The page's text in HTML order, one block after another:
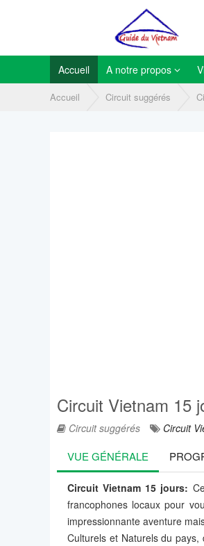
Accueil A notre propos
Accueil Circuit suggérés
Circuit Vietnam 15
Circuit suggérés Circuit
VUE GÉNÉRALE
Circuit Vietnam 15 jours:
francophones locaux pour
impressionnante aventure
Culturels et Naturels du